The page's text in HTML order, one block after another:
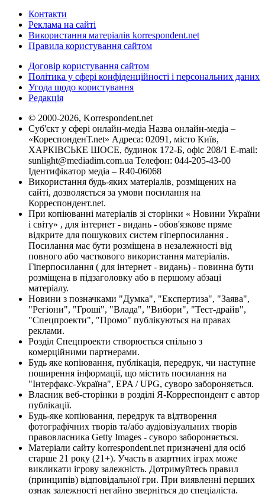
Контакти
Реклама на сайті
Використання матеріалів korrespondent.net
Правила користування сайтом
Договір користування сайтом
Політика у сфері конфіденційності і персональних даних
Угода щодо користування
Редакція
© 2000-2026, Korrespondent.net
Суб'єкт у сфері онлайн-медіа Назва онлайн-медіа –
«КореспонденТ.net» Адреса: 02091, місто Київ,
ХАРКІВСЬКЕ ШОСЕ, будинок 172-Б, офіс 208/1 E-mail:
sunlight@mediadim.com.ua Телефон: 044-205-43-00
Ідентифікатор медіа – R40-06068
Використання будь-яких матеріалів, розміщених на
сайті, дозволяється за умови посилання на
Корреспондент.net.
При копіюванні матеріалів зі сторінки « Новини України
і світу» , для інтернет - видань - обов'язкове пряме
відкрите для пошукових систем гіперпосилання .
Посилання має бути розміщена в незалежності від
повного або часткового використання матеріалів.
Гіперпосилання ( для інтернет - видань) - повинна бути
розміщена в підзаголовку або в першому абзаці
матеріалу.
Новини з позначками "Думка", "Експертиза", "Заява",
"Регіони", "Гроші", "Влада", "Вибори", "Тест-драйв",
"Спецпроекти", "Промо" публікуються на правах
реклами.
Розділ Спецпроекти створюється спільно з
комерційними партнерами.
Будь яке копіювання, публікація, передрук, чи наступне
поширення інформації, що містить посилання на
"Інтерфакс-Україна", EPA / UPG, суворо забороняється.
Власник веб-сторінки в розділі Я-Корреспондент є автор
публікації.
Будь-яке копіювання, передрук та відтворення
фотографічних творів та/або аудіовізуальних творів
правовласника Getty Images - суворо забороняється.
Матеріали сайту korrespondent.net призначені для осіб
старше 21 року (21+). Участь в азартних іграх може
викликати ігрову залежність. Дотримуйтесь правил
(принципів) відповідальної гри. При виявленні перших
ознак залежності негайно зверніться до спеціаліста.